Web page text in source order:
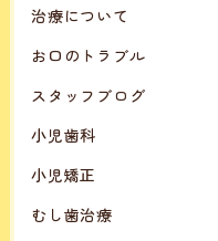
治療について
お口のトラブル
スタッフブログ
小児歯科
小児矯正
むし歯治療